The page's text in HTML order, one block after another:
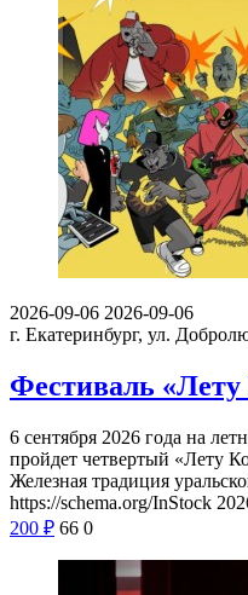
2026-09-06 2026-09-06
г. Екатеринбург, ул.
Фестиваль
6 сентября 2026 года на
пройдет четвертый «Лету
Железная традиция
https://schema.org/InStock
200 ₽ 66 0